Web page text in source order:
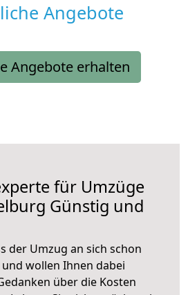
Angebote
Angebote erhalten
für Umzüge
Günstig und
der Umzug an sich schon
wollen Ihnen dabei
über die Kosten